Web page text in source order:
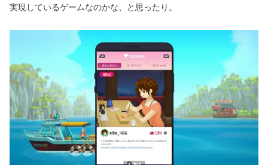
実現しているゲームなのかな、と思ったり。